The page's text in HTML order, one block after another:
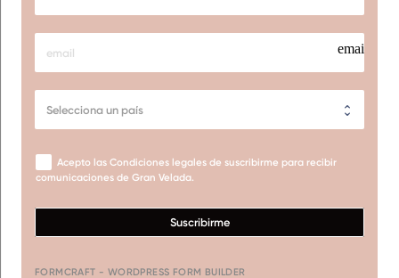
email
Acepto las Condiciones legales de suscribirme para recibir
comunicaciones de Gran Velada.
Suscribirme
FORMCRAFT - WORDPRESS FORM BUILDER